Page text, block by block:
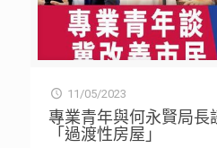
11/05/2023
專業青年與何永賢局長
「過渡性房屋」